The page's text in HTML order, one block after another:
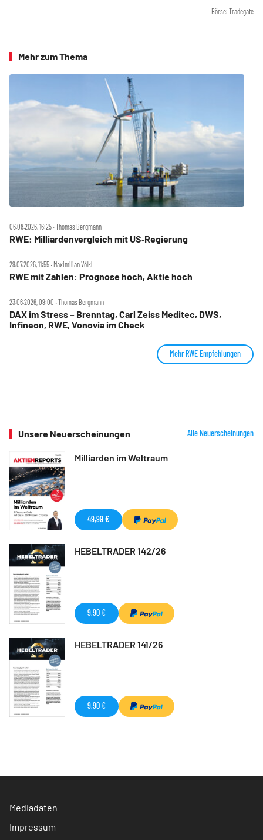
Börse: Tradegate
Mehr zum Thema
06.08.2026, 16:25 ‧ Thomas Bergmann
RWE: Milliardenvergleich mit US‑Regierung
29.07.2026, 11:55 ‧ Maximilian Völkl
RWE mit Zahlen: Prognose hoch, Aktie hoch
23.06.2026, 09:00 ‧ Thomas Bergmann
DAX im Stress – Brenntag, Carl Zeiss Meditec, DWS,
Infineon, RWE, Vonovia im Check
Mehr RWE Empfehlungen
Unsere Neuerscheinungen Alle Neuerscheinungen
Milliarden im Weltraum
49,99 €
HEBELTRADER 142/26
9,90 €
HEBELTRADER 141/26
9,90 €
Mediadaten
Impressum